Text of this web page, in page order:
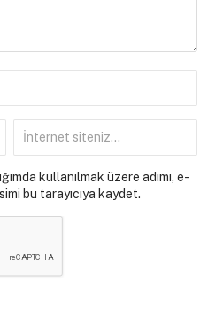
kullanılmak üzere adımı, e-
bu tarayıcıya kaydet.